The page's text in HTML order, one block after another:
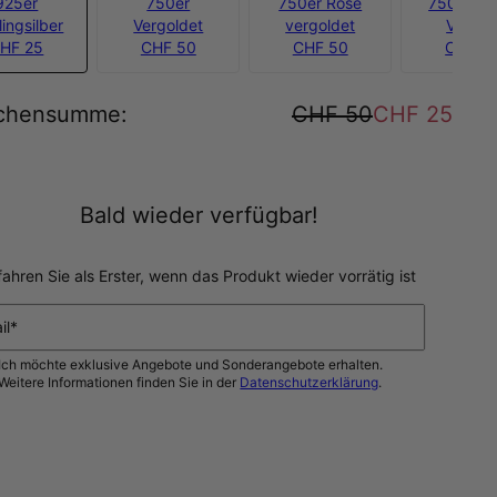
25
Vergoldet
CHF 50
vergoldet
CHF 50
CHF
: CHF 50CHF 25
Bald wieder verfügbar!
Sie als Erster, wenn das Produkt wieder vorrätig ist
Ich möchte exklusive Angebote und Sonderangebote erhalten.
Informationen finden Sie in der Datenschutzerklärung.